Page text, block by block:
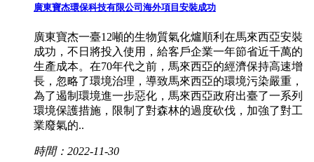
廣東寶杰環保科技有限公司海外項目安裝成功
廣東寶杰一臺12噸的生物質氣化爐順利在馬來西亞安裝
成功，不日將投入使用，給客戶企業一年節省近千萬的
生產成本。在70年代之前，馬來西亞的經濟保持高速增
長，忽略了環境治理，導致馬來西亞的環境污染嚴重，
為了遏制環境進一步惡化，馬來西亞政府出臺了一系列
環境保護措施，限制了對森林的過度砍伐，加強了對工
業廢氣的..
時間：2022-11-30